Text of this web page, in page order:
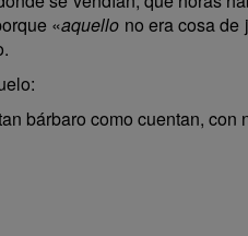
«aquello no era cosa de
bárbaro como cuentan, con